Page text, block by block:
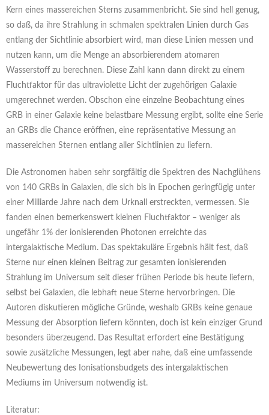
Kern eines massereichen Sterns zusammenbricht. Sie sind hell genug,
so daß, da ihre Strahlung in schmalen spektralen Linien durch Gas
entlang der Sichtlinie absorbiert wird, man diese Linien messen und
nutzen kann, um die Menge an absorbierendem atomaren
Wasserstoff zu berechnen. Diese Zahl kann dann direkt zu einem
Fluchtfaktor für das ultraviolette Licht der zugehörigen Galaxie
umgerechnet werden. Obschon eine einzelne Beobachtung eines
GRB in einer Galaxie keine belastbare Messung ergibt, sollte eine Serie
an GRBs die Chance eröffnen, eine repräsentative Messung an
massereichen Sternen entlang aller Sichtlinien zu liefern.
Die Astronomen haben sehr sorgfältig die Spektren des Nachglühens
von 140 GRBs in Galaxien, die sich bis in Epochen geringfügig unter
einer Milliarde Jahre nach dem Urknall erstreckten, vermessen. Sie
fanden einen bemerkenswert kleinen Fluchtfaktor – weniger als
ungefähr 1% der ionisierenden Photonen erreichte das
intergalaktische Medium. Das spektakuläre Ergebnis hält fest, daß
Sterne nur einen kleinen Beitrag zur gesamten ionisierenden
Strahlung im Universum seit dieser frühen Periode bis heute liefern,
selbst bei Galaxien, die lebhaft neue Sterne hervorbringen. Die
Autoren diskutieren mögliche Gründe, weshalb GRBs keine genaue
Messung der Absorption liefern könnten, doch ist kein einziger Grund
besonders überzeugend. Das Resultat erfordert eine Bestätigung
sowie zusätzliche Messungen, legt aber nahe, daß eine umfassende
Neubewertung des Ionisationsbudgets des intergalaktischen
Mediums im Universum notwendig ist.
Literatur: